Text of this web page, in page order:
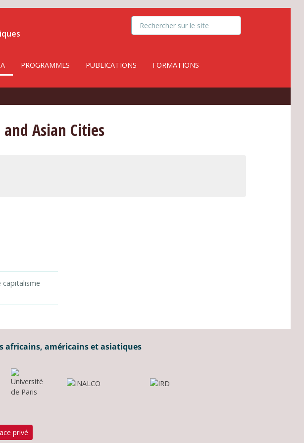
PROGRAMMES PUBLICATIONS FORMATIONS
Asian Cities
capitalisme
africains, américains et asiatiques
privé